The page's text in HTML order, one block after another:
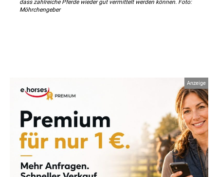
dass zahlreiche Pferde wieder gut vermittelt werden können. Foto:
Möhrchengeber